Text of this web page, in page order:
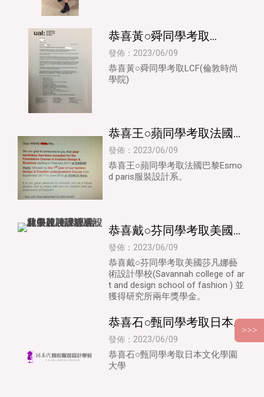
恭喜黃○舜同學考取
LCF(倫敦時尚學院) | 服裝
設計 | 台北服裝設計
發佈：2023/06/09
恭喜黃○舜同學考取LCF(倫敦時尚
學院)
恭喜王○蘋同學考取法國巴
黎Esmod paris服裝設計系
| 服裝設計
發佈：2023/06/09
恭喜王○蘋同學考取法國巴黎Esmo
d paris服裝設計系。
恭喜戴○芬同學考取美國莎
凡娜藝術設計學校 | 服裝
設計 | 台北服裝設計
發佈：2023/06/09
恭喜戴○芬同學考取美國莎凡娜藝
術設計學校(Savannah college of ar
t and design school of fashion ) 並
獲得研究所兩年獎學金。
恭喜石○甄同學考取日本文
化學園大學 | 服裝設計 | 台
北服裝設計
發佈：2023/06/09
恭喜石○甄同學考取日本文化學園
大學